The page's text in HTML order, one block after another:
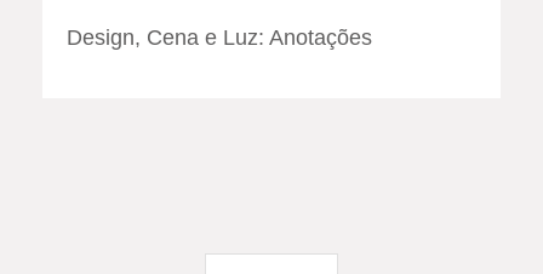
Design, Cena e Luz: Anotações